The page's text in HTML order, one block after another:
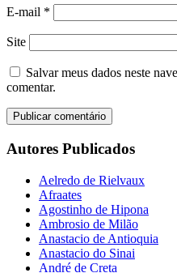
E-mail *
Site
Salvar meus dados neste
comentar.
Autores Publicados
Aelredo de Rielvaux
Afraates
Agostinho de Hipona
Ambrosio de Milão
Anastacio de Antioquia
Anastacio do Sinai
André de Creta